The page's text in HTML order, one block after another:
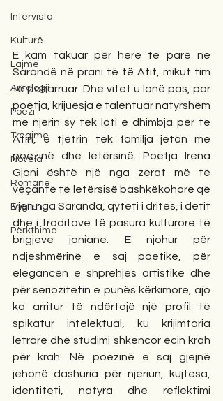
Intervista
Kulturë
Lajme
Antologji
Poezi
Tregime
Novela
Romane
English
Përkthime
E kam takuar për herë të parë në
Sarandë në prani të të Atit, mikut tim
të paharruar. Dhe vitet u lanë pas, por
poetja, krijuesja e talentuar natyrshëm
më njërin sy tek loti e dhimbja për të
Atin, e tjetrin tek familja jeton me
poezinë dhe letërsinë. Poetja Irena
Gjoni është një nga zërat më të
veçantë të letërsisë bashkëkohore që
vjen nga Saranda, qyteti i dritës, i detit
dhe i traditave të pasura kulturore të
brigjeve joniane. E njohur për
ndjeshmërinë e saj poetike, për
elegancën e shprehjes artistike dhe
për seriozitetin e punës kërkimore, ajo
ka arritur të ndërtojë një profil të
spikatur intelektual, ku krijimtaria
letrare dhe studimi shkencor ecin krah
për krah. Në poezinë e saj gjejnë
jehonë dashuria për njeriun, kujtesa,
identiteti, natyra dhe reflektimi